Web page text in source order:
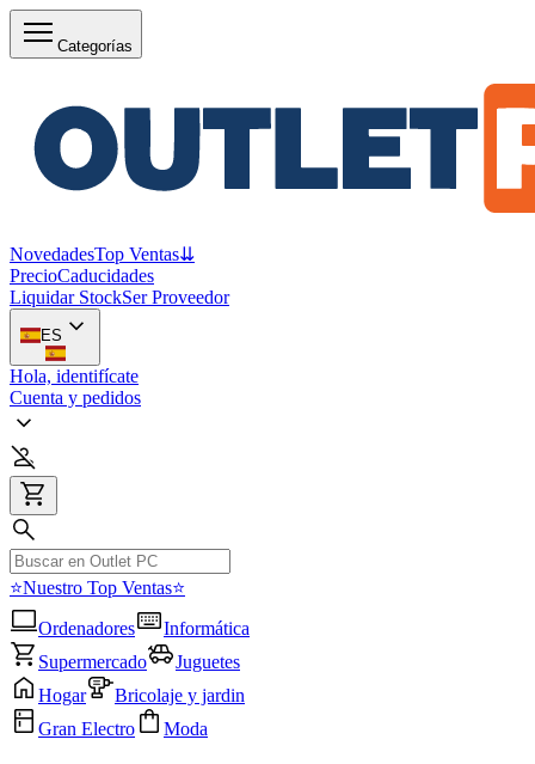
Categorías
NovedadesTop Ventas⇊
PrecioCaducidades
Liquidar StockSer Proveedor
ES
Hola, identifícate
Cuenta y pedidos
⭐Nuestro Top Ventas⭐
Ordenadores
Informática
Supermercado
Juguetes
Hogar
Bricolaje y jardin
Gran Electro
Moda